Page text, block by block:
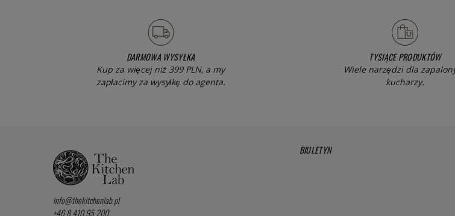
DARMOWA WYSYŁKA
Kup za więcej niż 399 PLN, a my
zapłacimy za wysyłkę do agenta.
TYSIĄCE PRODUKTÓW
Wiele narzędzi dla
kucharzy.
info@thekitchenlab.pl
+46 8 410 95 200
BIULETYN